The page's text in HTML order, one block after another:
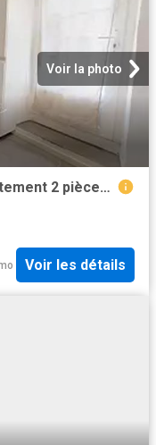
Voir la photo
Puyloubier 13114 Location appartement 2 pièces t2
Voir les détails